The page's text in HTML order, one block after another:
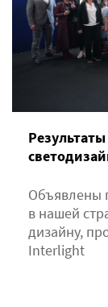
Объявлены
в нашей
дизайну,
Interlight